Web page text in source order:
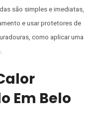
são simples e imediatas,
e usar protetores de
como aplicar uma
Em Belo